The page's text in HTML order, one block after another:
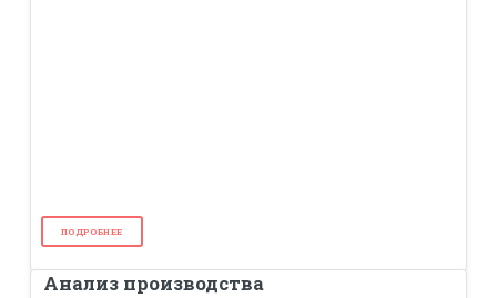
ПОДРОБНЕЕ
Анализ производства